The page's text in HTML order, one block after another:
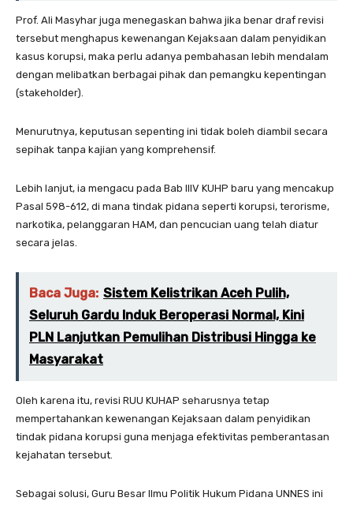
Prof. Ali Masyhar juga menegaskan bahwa jika benar draf revisi
tersebut menghapus kewenangan Kejaksaan dalam penyidikan
kasus korupsi, maka perlu adanya pembahasan lebih mendalam
dengan melibatkan berbagai pihak dan pemangku kepentingan
(stakeholder).
Menurutnya, keputusan sepenting ini tidak boleh diambil secara
sepihak tanpa kajian yang komprehensif.
Lebih lanjut, ia mengacu pada Bab IIIV KUHP baru yang mencakup
Pasal 598-612, di mana tindak pidana seperti korupsi, terorisme,
narkotika, pelanggaran HAM, dan pencucian uang telah diatur
secara jelas.
Baca Juga: Sistem Kelistrikan Aceh Pulih,
Seluruh Gardu Induk Beroperasi Normal, Kini
PLN Lanjutkan Pemulihan Distribusi Hingga ke
Masyarakat
Oleh karena itu, revisi RUU KUHAP seharusnya tetap
mempertahankan kewenangan Kejaksaan dalam penyidikan
tindak pidana korupsi guna menjaga efektivitas pemberantasan
kejahatan tersebut.
Sebagai solusi, Guru Besar Ilmu Politik Hukum Pidana UNNES ini